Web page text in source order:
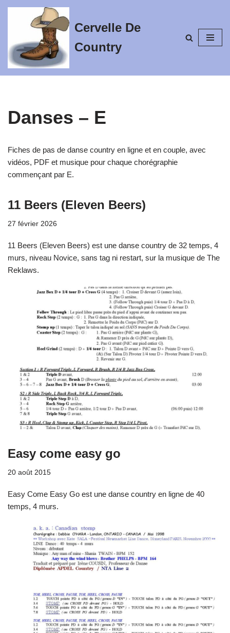
contenu
Cervelle De
Country
Danses – E
Fiches de pas de danse country en ligne et en couple, avec
vidéos, PDF et musique pour chaque chorégraphie
commençant par E.
11 Beers (Eleven Beers)
27 février 2026
11 Beers (Eleven Beers) est une danse country de 32 temps, 4
murs, niveau Novice, sans tag ni restart, sur la musique de The
Reklaws.
Easy come easy go
20 août 2015
Easy Come Easy Go est une danse country en ligne de 40
temps, 4 murs.